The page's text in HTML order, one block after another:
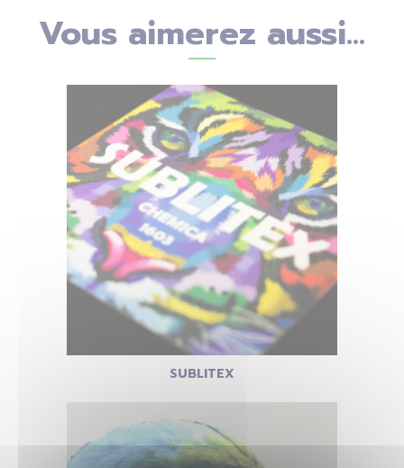
Vous aimerez aussi...
SUBLITEX